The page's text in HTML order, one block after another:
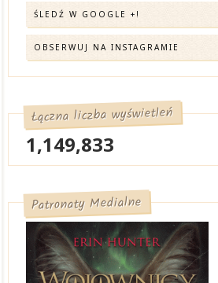
ŚLEDŹ W GOOGLE +!
OBSERWUJ NA INSTAGRAMIE
Łączna liczba wyświetleń
1,149,833
Patronaty Medialne